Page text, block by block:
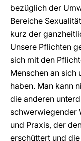
bezüglich der
Bereiche
kurz der
Unsere Pflichten
sich mit den
Menschen an sich
haben. Man kann
die anderen
schwerwiegender
und Praxis, der
erschüttert und